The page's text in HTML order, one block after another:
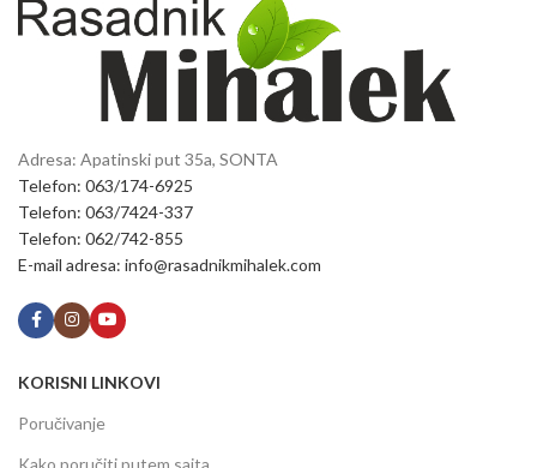
Adresa: Apatinski put 35a, SONTA
Telefon: 063/174-6925
Telefon: 063/7424-337
Telefon: 062/742-855
E-mail adresa: info@rasadnikmihalek.com
KORISNI LINKOVI
Poručivanje
Kako poručiti putem sajta